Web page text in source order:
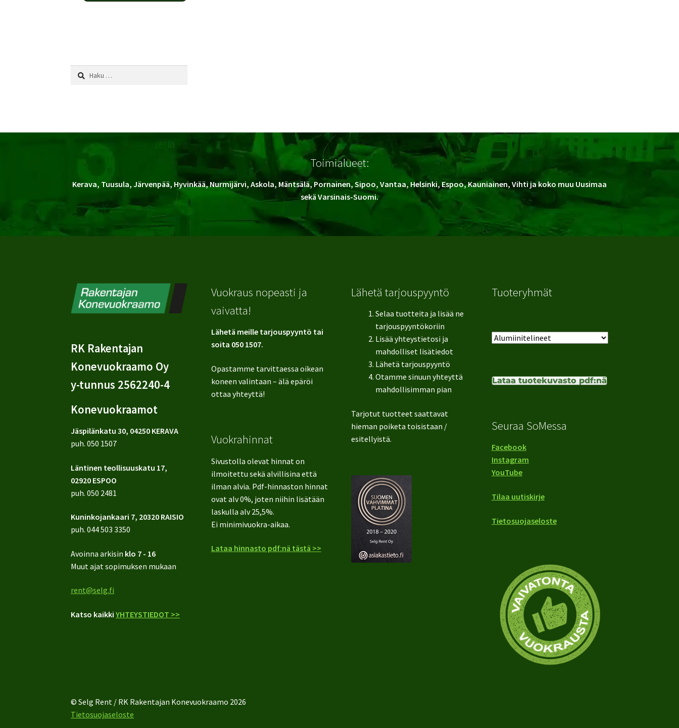
Haku:
Toimialueet:
Kerava, Tuusula, Järvenpää, Hyvinkää, Nurmijärvi, Askola, Mäntsälä, Pornainen, Sipoo, Vantaa, Helsinki, Espoo, Kauniainen, Vihti ja koko muu Uusimaa
sekä Varsinais-Suomi.
RK Rakentajan
Konevuokraamo Oy
y-tunnus 2562240-4
Konevuokraamot
Jäspilänkatu 30, 04250 KERAVA
puh.050 1507
Läntinen teollisuuskatu 17,
02920 ESPOO
puh.050 2481
Kuninkojankaari 7, 20320 RAISIO
puh.044 503 3350
Avoinna arkisin klo 7 - 16
Muut ajat sopimuksen mukaan
rent@selg.fi
Katso kaikkiYHTEYSTIEDOT >>
Vuokraus nopeasti ja
vaivatta!
Lähetä meille tarjouspyyntö tai
soita 050 1507.
Opastamme tarvittaessa oikean
koneen valintaan – älä epäröi
ottaa yhteyttä!
Vuokrahinnat
Sivustolla olevat hinnat on
ilmoitettu sekä alvillisina että
ilman alvia. Pdf-hinnaston hinnat
ovat alv 0%, joten niihin lisätään
laskulla alv 25,5%.
Ei minimivuokra-aikaa.
Lataa hinnasto pdf:nä tästä >>
Lähetä tarjouspyyntö
Selaa tuotteita ja lisää ne
tarjouspyyntökoriin
Lisää yhteystietosi ja
mahdolliset lisätiedot
Lähetä tarjouspyyntö
Otamme sinuun yhteyttä
mahdollisimman pian
Tarjotut tuotteet saattavat
hieman poiketa toisistaan /
esitellyistä.
Tuoteryhmät
Lataa tuotekuvasto pdf:nä
Seuraa SoMessa
Facebook
Instagram
YouTube
Tilaa uutiskirje
Tietosuojaseloste
© Selg Rent / RK Rakentajan Konevuokraamo 2026
Tietosuojaseloste